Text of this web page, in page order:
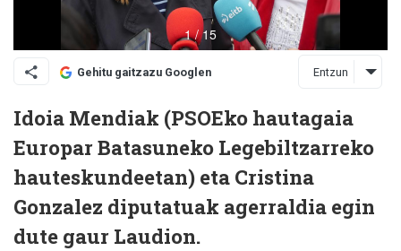
Gehitu gaitzazu Googlen Entzun
Idoia Mendiak (PSOEko hautagaia
Europar Batasuneko Legebiltzarreko
hauteskundeetan) eta Cristina
Gonzalez diputatuak agerraldia egin
dute gaur Laudion.